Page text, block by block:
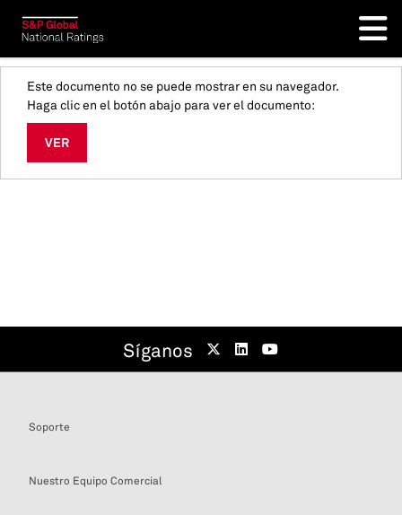
Este documento no se puede mostrar en su navegador.
Haga clic en el botón abajo para ver el documento:
VER
Síganos
Soporte
Nuestro Equipo Comercial